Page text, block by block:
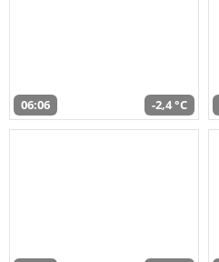
06:06 -2,4 °C